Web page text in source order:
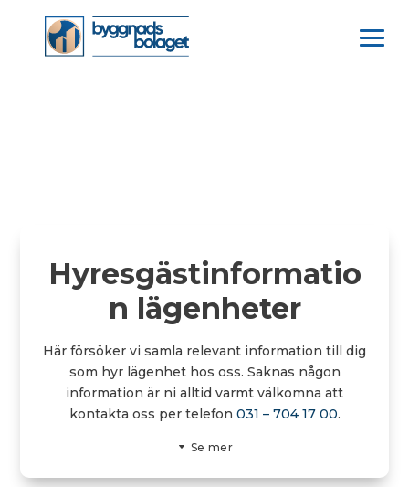
Hyresgästinformatio
n lägenheter
Här försöker vi samla relevant information till dig
som hyr lägenhet hos oss. Saknas någon
information är ni alltid varmt välkomna att
kontakta oss per telefon 031 – 704 17 00.
Se mer